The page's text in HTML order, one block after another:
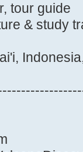
tour guide
& study